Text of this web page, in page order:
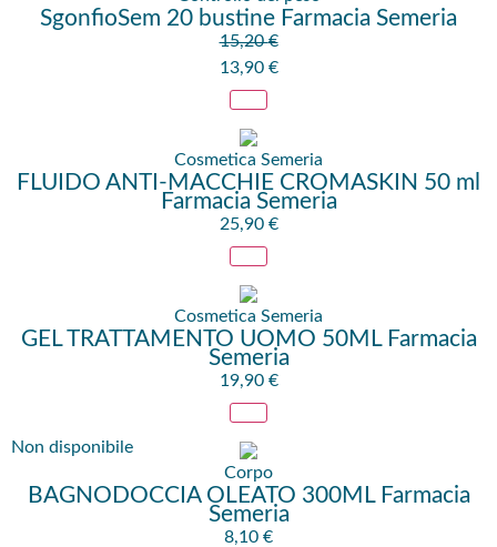
SgonfioSem 20 bustine Farmacia Semeria
15,20€
13,90 €
Cosmetica Semeria
FLUIDO ANTI-MACCHIE CROMASKIN 50 ml
Farmacia Semeria
25,90 €
Cosmetica Semeria
GEL TRATTAMENTO UOMO 50ML Farmacia
Semeria
19,90 €
Non disponibile
Corpo
BAGNODOCCIA OLEATO 300ML Farmacia
Semeria
8,10 €